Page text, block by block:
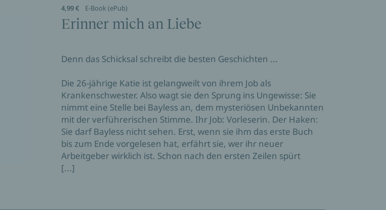
4,99 €
E-Book (ePub)
Erinner mich an Liebe
Denn das Schicksal schreibt die besten Geschichten ...
Die 26-jährige Katie ist gelangweilt von ihrem Job als
Krankenschwester. Also wagt sie den Sprung ins Ungewisse: Sie
nimmt eine Stelle bei Bayless an, dem mysteriösen Unbekannten
mit der verführerischen Stimme. Ihr Job: Vorleserin. Der Haken:
Sie darf Bayless nicht sehen. Erst, wenn sie ihm das erste Buch
bis zum Ende vorgelesen hat, erfährt sie, wer ihr neuer
Arbeitgeber wirklich ist. Schon nach den ersten Zeilen spürt
[...]